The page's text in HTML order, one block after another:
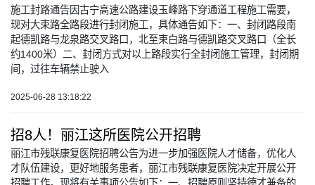
施工封路通告因古宁高速公路建设玉峰路下穿通道工程施工需要，
现对大束路全路段进行封闭施工，具体通告如下：一、封闭路段南
起德凯路与龙泉路交叉路口，北至束白路与德凯路交叉路口（全长
约1400米）二、封闭方式对以上路段实行全封闭施工管理，封闭期
间，过往车辆禁止驶入
2025-06-28 13:18:22
招8人！丽江这所医院公开招聘
丽江市残联康复医院招聘公告为进一步加强医院人才储备，优化人
才队伍建设，更好地服务患者，丽江市残联康复医院决定开展公开